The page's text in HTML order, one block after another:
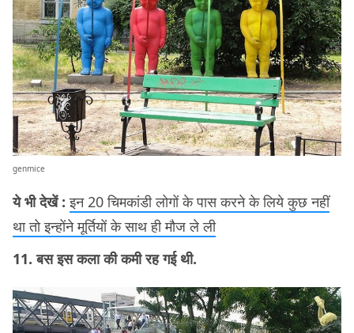
genmice
ये भी देखें : इन 20 चिमकांडी लोगों के पास करने के लिये कुछ नहीं
था तो इन्होंने मूर्तियों के साथ ही मौज ले ली
11. बस इस कला की कमी रह गई थी.